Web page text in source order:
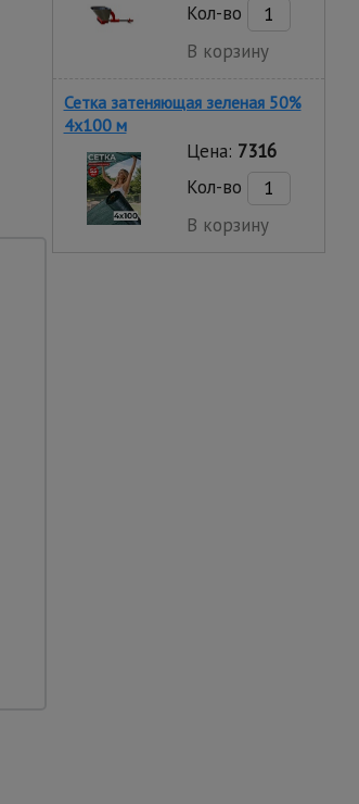
Кол-во
В корзину
Сетка затеняющая зеленая 50%
4х100 м
Цена: 7316
Кол-во
В корзину